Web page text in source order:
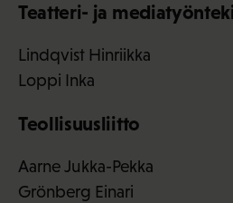
Teatteri- ja
Lindqvist Hinriikka
Loppi Inka
Teollisuusliitto
Aarne Jukka-Pekka
Grönberg Einari